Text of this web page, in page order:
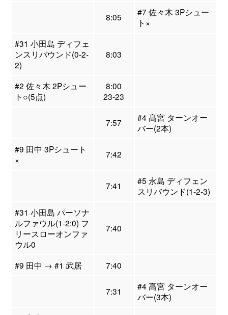
8:05
#7 佐々木 3Pシュー
ト×
#31 小田島 ディフェ
ンスリバウンド(0-2-
2)
8:03
#2 佐々木 2Pシュー
ト○(5点)
8:00
23-23
7:57
#4 髙宮 ターンオー
バー(2本)
#9 田中 3Pシュート
×
7:42
7:41
#5 永島 ディフェン
スリバウンド(1-2-3)
#31 小田島 パーソナ
ルファウル(1-2:0) フ
リースローオンファ
ウル0
7:40
#9 田中 → #1 武居 7:40
7:31
#4 髙宮 ターンオー
バー(3本)